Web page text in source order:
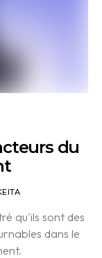
du
qu'ils sont des
dans le